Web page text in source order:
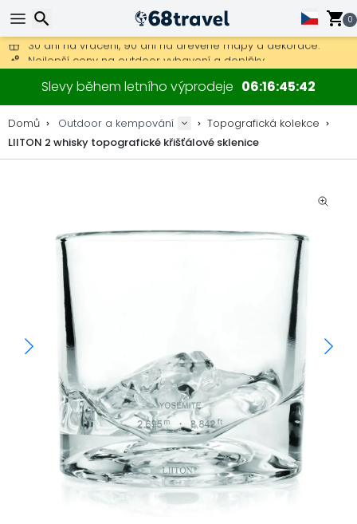
0
Poštovné zdarma na objednávky nad 1 900 Kč.
30 dní na vrácení, 90 dní na dřevěné mapy a dekorace.
Nejlepší ceny na outdoor vybavení a doplňky.
Slevy během letního výprodeje 06164541
Domů Outdoor a kempování
Topografická kolekce
LIITON 2 whisky topografické křišťálové sklenice
Hledat